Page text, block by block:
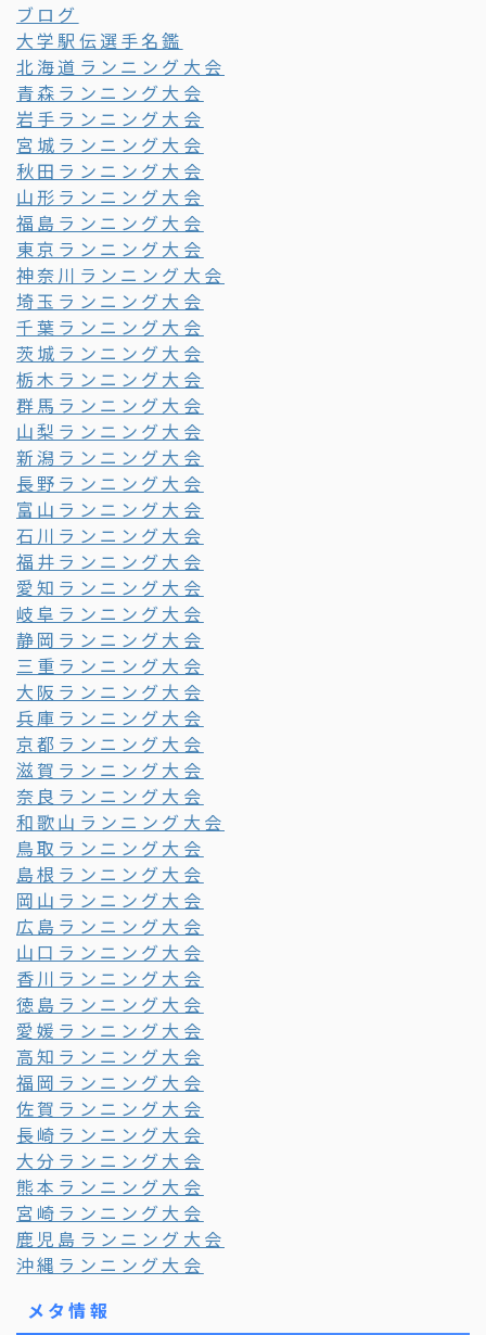
ブログ
大学駅伝選手名鑑
北海道ランニング大会
青森ランニング大会
岩手ランニング大会
宮城ランニング大会
秋田ランニング大会
山形ランニング大会
福島ランニング大会
東京ランニング大会
神奈川ランニング大会
埼玉ランニング大会
千葉ランニング大会
茨城ランニング大会
栃木ランニング大会
群馬ランニング大会
山梨ランニング大会
新潟ランニング大会
長野ランニング大会
富山ランニング大会
石川ランニング大会
福井ランニング大会
愛知ランニング大会
岐阜ランニング大会
静岡ランニング大会
三重ランニング大会
大阪ランニング大会
兵庫ランニング大会
京都ランニング大会
滋賀ランニング大会
奈良ランニング大会
和歌山ランニング大会
鳥取ランニング大会
島根ランニング大会
岡山ランニング大会
広島ランニング大会
山口ランニング大会
香川ランニング大会
徳島ランニング大会
愛媛ランニング大会
高知ランニング大会
福岡ランニング大会
佐賀ランニング大会
長崎ランニング大会
大分ランニング大会
熊本ランニング大会
宮崎ランニング大会
鹿児島ランニング大会
沖縄ランニング大会
メタ情報